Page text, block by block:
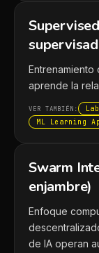
aprende la
VER TAMBIÉN:
ML Learning
Swarm
enjambre)
Enfoque
de IA operan